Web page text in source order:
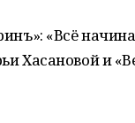
«Всё
Хасановой и